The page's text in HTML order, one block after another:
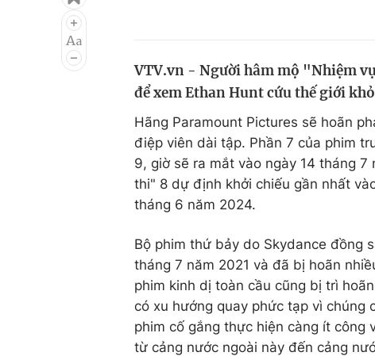
Điện ảnh
Âm nhạc
Chất lượng cuộc sống
VTV.vn - Người hâm mộ "Nhiệm
để xem Ethan Hunt cứu thế giới
Hãng Paramount Pictures sẽ hoãn
điệp viên dài tập. Phần 7 của phim
9, giờ sẽ ra mắt vào ngày 14 tháng
thi" 8 dự định khởi chiếu gần nhất
tháng 6 năm 2024.
Bộ phim thứ bảy do Skydance đồng
tháng 7 năm 2021 và đã bị hoãn
phim kinh dị toàn cầu cũng bị trì
có xu hướng quay phức tạp vì chúng
phim cố gắng thực hiện càng ít công
từ cảng nước ngoài này đến cảng